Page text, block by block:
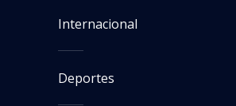
Internacional
Deportes